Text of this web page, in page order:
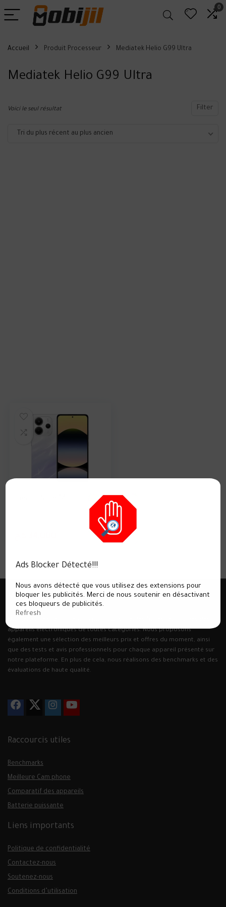
0
Accueil Produit Processeur Mediatek Helio G99 Ultra
Mediatek Helio G99 Ultra
Filter
Voici le seul résultat
Tri du plus récent au plus ancien
8.1
Mobijil ؟
appareils électroniques de toutes catégories. Nous proposons
également une sélection des meilleurs prix et offres du moment, ainsi
que des tests et avis professionnels pour chaque appareil présenté sur
notre plateforme. En plus de cela, nous réalisons des benchmarks et des
évaluations de haute qualité.
Raccourcis utiles
Benchmarks
Meilleure Cam phone
Comparatif des appareils
Batterie puissante
Liens importants
Politique de confidentialité
Contactez-nous
Soutenez-nous
Conditions d’utilisation
Ads Blocker Détecté!!!
Nous avons détecté que vous utilisez des extensions pour
bloquer les publicités. Merci de nous soutenir en désactivant
ces bloqueurs de publicités.
Refresh